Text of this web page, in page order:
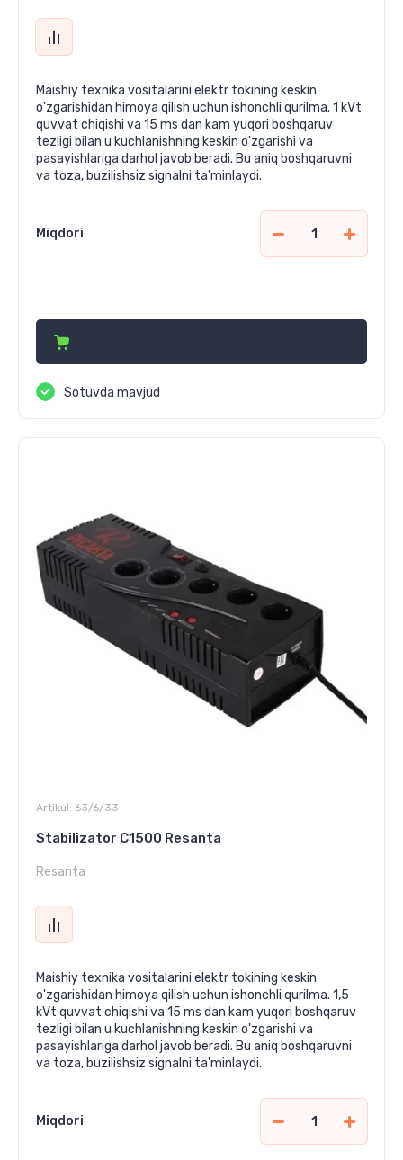
Maishiy texnika vositalarini elektr tokining keskin
o'zgarishidan himoya qilish uchun ishonchli qurilma. 1 kVt
quvvat chiqishi va 15 ms dan kam yuqori boshqaruv
tezligi bilan u kuchlanishning keskin o'zgarishi va
pasayishlariga darhol javob beradi. Bu aniq boshqaruvni
va toza, buzilishsiz signalni ta'minlaydi.
Miqdori
Sotuvda mavjud
Artikul: 63/6/33
Stabilizator C1500 Resanta
Resanta
Maishiy texnika vositalarini elektr tokining keskin
o'zgarishidan himoya qilish uchun ishonchli qurilma. 1,5
kVt quvvat chiqishi va 15 ms dan kam yuqori boshqaruv
tezligi bilan u kuchlanishning keskin o'zgarishi va
pasayishlariga darhol javob beradi. Bu aniq boshqaruvni
va toza, buzilishsiz signalni ta'minlaydi.
Miqdori